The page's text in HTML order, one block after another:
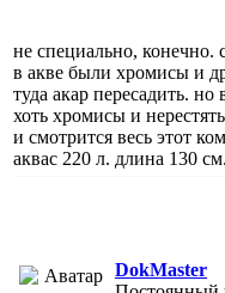
не специально, конечно.
в акве были хромисы и
туда акар пересадить.
хоть хромисы и
и смотрится весь этот
аквас 220 л. длина 130 см.
DokMaster